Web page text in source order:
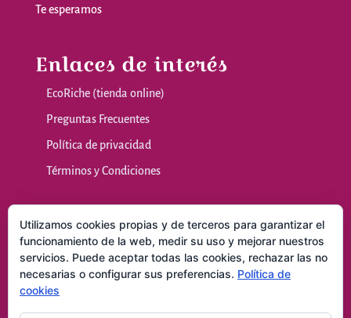
Te esperamos
Enlaces de interés
EcoRiche (tienda online)
Preguntas Frecuentes
Política de privacidad
Términos y Condiciones
Nuestras sala
Masajes y Técnicas Naturales
Consultas
Contacto
Utilizamos cookies propias y de terceros para garantizar el
funcionamiento de la web, medir su uso y mejorar nuestros
servicios. Puede aceptar todas las cookies, rechazar las no
necesarias o configurar sus preferencias. Política de
cookies